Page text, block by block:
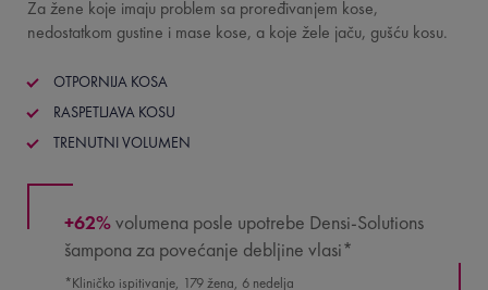
Za žene koje imaju problem sa proređivanjem kose,
nedostatkom gustine i mase kose, a koje žele jaču, gušću kosu.
OTPORNIJA KOSA
RASPETLJAVA KOSU
TRENUTNI VOLUMEN
+62%volumena posle upotrebe Densi-Solutions
šampona za povećanje debljine vlasi*
*Kliničko ispitivanje, 179 žena, 6 nedelja